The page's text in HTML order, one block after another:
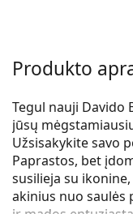
Produkto
Tegul nauji Davido
jūsų
Užsisakykite savo
Paprastos, bet
susilieja su
akinius nuo saulės